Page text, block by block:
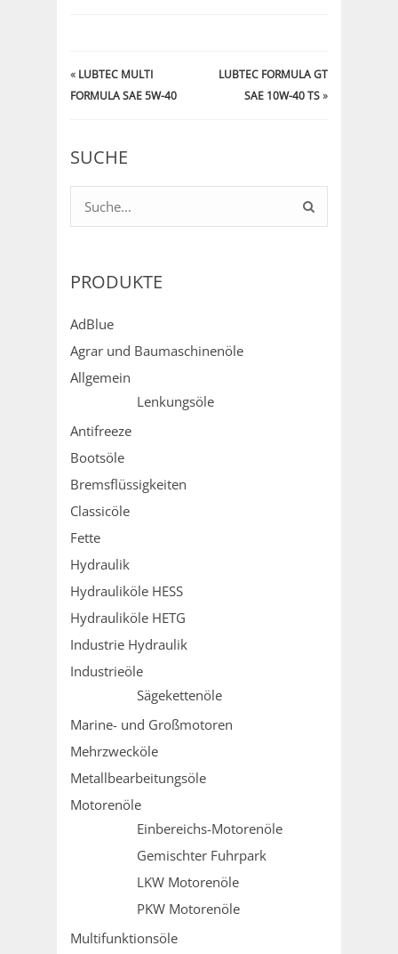
« LUBTEC MULTI
FORMULA SAE 5W-40
LUBTEC FORMULA GT
SAE 10W-40 TS»
SUCHE
PRODUKTE
AdBlue
Agrar und Baumaschinenöle
Allgemein
Lenkungsöle
Antifreeze
Bootsöle
Bremsflüssigkeiten
Classicöle
Fette
Hydraulik
Hydrauliköle HESS
Hydrauliköle HETG
Industrie Hydraulik
Industrieöle
Sägekettenöle
Marine- und Großmotoren
Mehrzwecköle
Metallbearbeitungsöle
Motorenöle
Einbereichs-Motorenöle
Gemischter Fuhrpark
LKW Motorenöle
PKW Motorenöle
Multifunktionsöle